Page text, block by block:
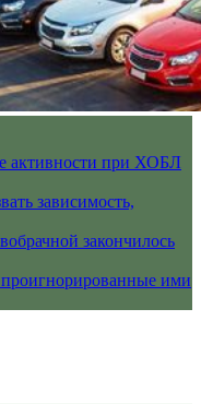
активности при ХОБЛ
зависимость,
закончилось
ими